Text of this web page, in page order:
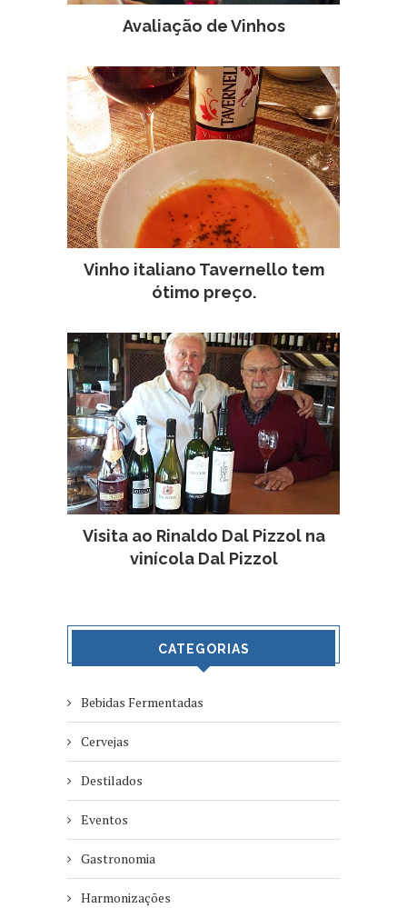
Avaliação de Vinhos
Vinho italiano Tavernello tem
ótimo preço.
Visita ao Rinaldo Dal Pizzol na
vinícola Dal Pizzol
CATEGORIAS
Bebidas Fermentadas
Cervejas
Destilados
Eventos
Gastronomia
Harmonizações